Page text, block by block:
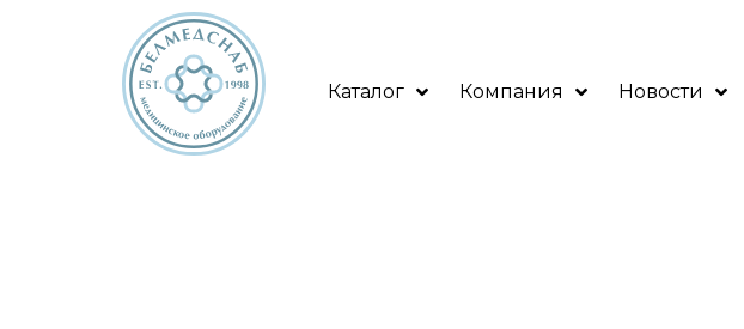
Каталог Компания Новости